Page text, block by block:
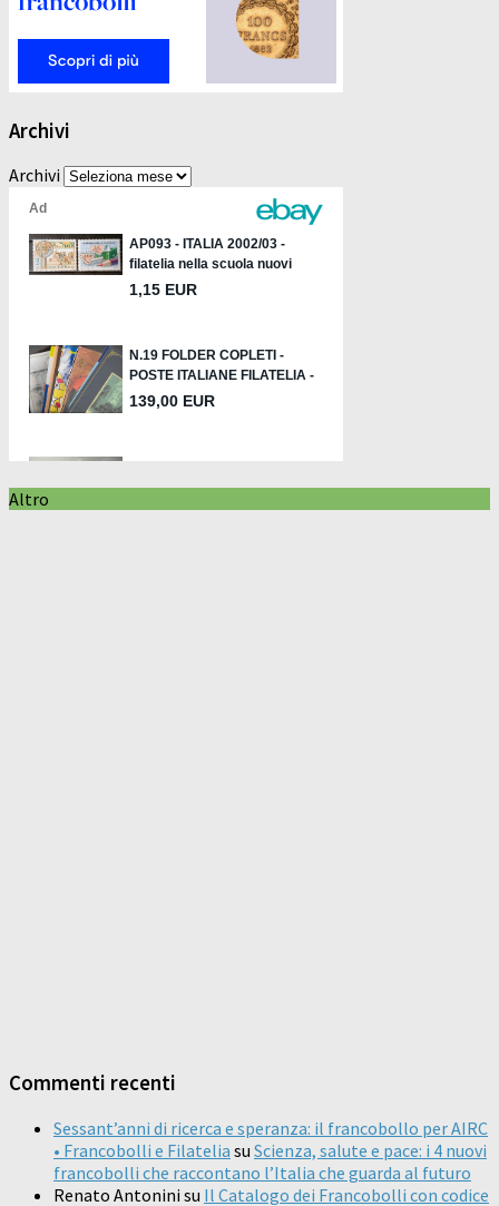
Archivi
Archivi
Altro
Commenti recenti
Sessant’anni di ricerca e speranza: il francobollo per AIRC
• Francobolli e Filatelia su Scienza, salute e pace: i 4 nuovi
francobolli che raccontano l’Italia che guarda al futuro
Renato Antonini su Il Catalogo dei Francobolli con codice